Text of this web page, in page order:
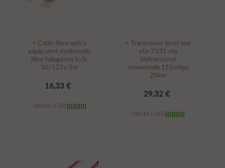
÷ Cable fibra optica
equip om4 multimodo
libre halogenos lc/lc
50/125u 5m
16,33 €
Stocks (+10)
carrito
÷ Transceiver level one
sfp-7331 sfp
bidireccional
monomodo 155mbps
20km
29,32 €
Stocks (+10)